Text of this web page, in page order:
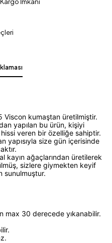
İmkanı
Viscon kumaştan üretilmiştir.
yapılan bu ürün, kişiyi
veren bir özelliğe sahiptir.
yapısıyla size gün içerisinde
kayın ağaçlarından üretilerek
sizlere giymekten keyif
sunulmuştur.
max 30 derecede yıkanabilir.